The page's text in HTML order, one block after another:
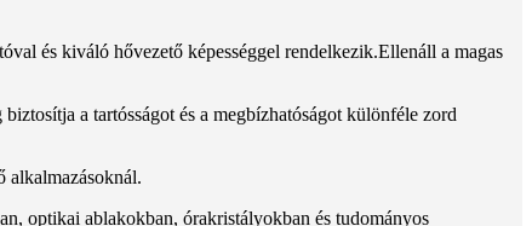
és kiváló hővezető képességgel rendelkezik.Ellenáll a magas
a tartósságot és a megbízhatóságot különféle zord
alkalmazásoknál.
optikai ablakokban, órakristályokban és tudományos